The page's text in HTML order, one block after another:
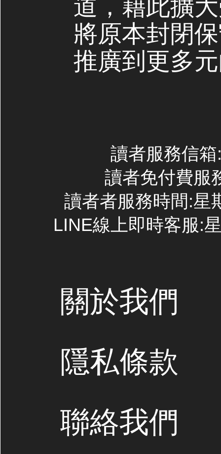
道，藉此擴
將原本封閉
推廣到更多
讀者服務信
讀者免付費服
讀者者服務時間:星
LINE線上即時客服:
關於我們
隱私條款
聯絡我們